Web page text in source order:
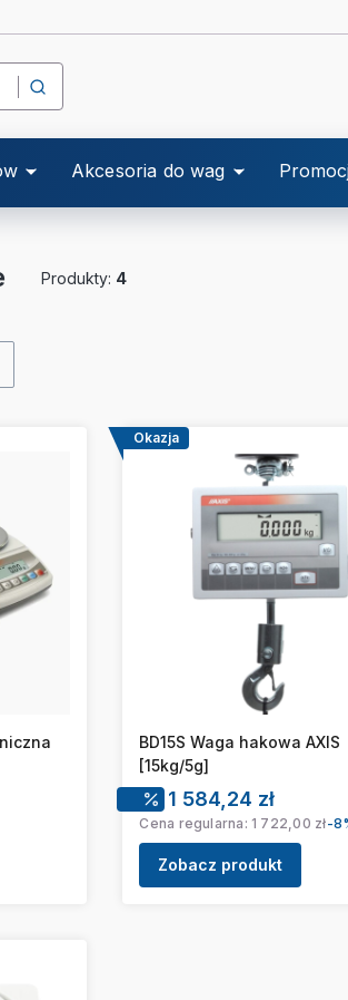
Szukaj
Akcesoria do wag
Produkty: 4
Okazja
BD15S Waga hakowa AXIS
[15kg/5g]
Cena
1 584,24 zł
Cena regularna: 1 722,00 zł-
Zobacz produkt